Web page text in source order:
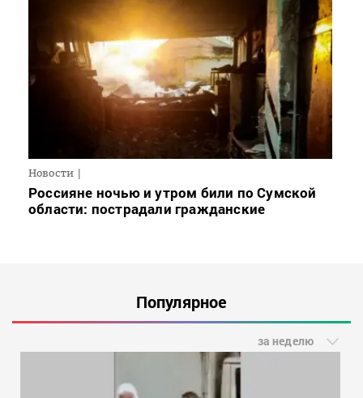
Новости
Россияне ночью и утром били по Сумской
области: пострадали гражданские
Популярное
за неделю